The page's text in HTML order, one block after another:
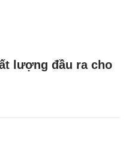
lượng đầu ra cho